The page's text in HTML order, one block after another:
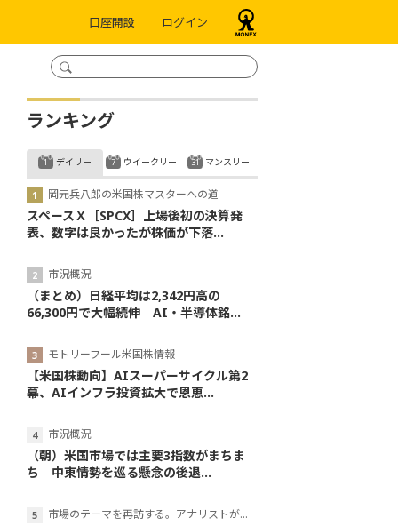
口座開設 ログイン
ランキング
デイリー
岡元兵八郎の米国株マスターへの道
スペースＸ［SPCX］上場後初の決算発
表、数字は良かったが株価が下落...
市況概況
（まとめ）日経平均は2,342円高の
66,300円で大幅続伸 AI・半導体銘...
モトリーフール米国株情報
【米国株動向】AIスーパーサイクル第2
幕、AIインフラ投資拡大で恩恵...
市況概況
（朝）米国市場では主要3指数がまちま
ち 中東情勢を巡る懸念の後退...
市場のテーマを再訪する。アナリストが読み解くテーマの本質
ウイークリー マンスリー